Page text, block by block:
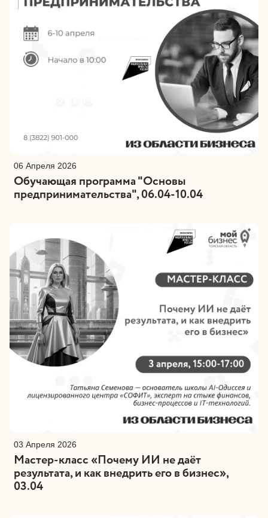
06 Апреля 2026
Обучающая программа "Основы
предпринимательства", 06.04-10.04
03 Апреля 2026
Мастер-класс «Почему ИИ не даёт
результата, и как внедрить его в бизнес»,
03.04